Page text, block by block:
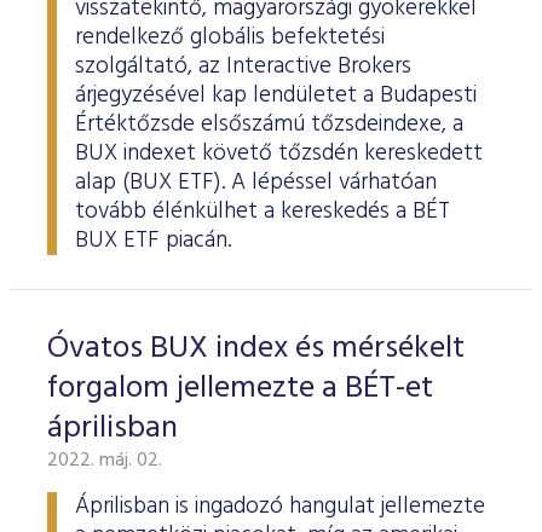
visszatekintő, magyarországi gyökerekkel
rendelkező globális befektetési
szolgáltató, az Interactive Brokers
árjegyzésével kap lendületet a Budapesti
Értéktőzsde elsőszámú tőzsdeindexe, a
BUX indexet követő tőzsdén kereskedett
alap (BUX ETF). A lépéssel várhatóan
tovább élénkülhet a kereskedés a BÉT
BUX ETF piacán.
Óvatos BUX index és mérsékelt
forgalom jellemezte a BÉT-et
áprilisban
2022. máj. 02.
Áprilisban is ingadozó hangulat jellemezte